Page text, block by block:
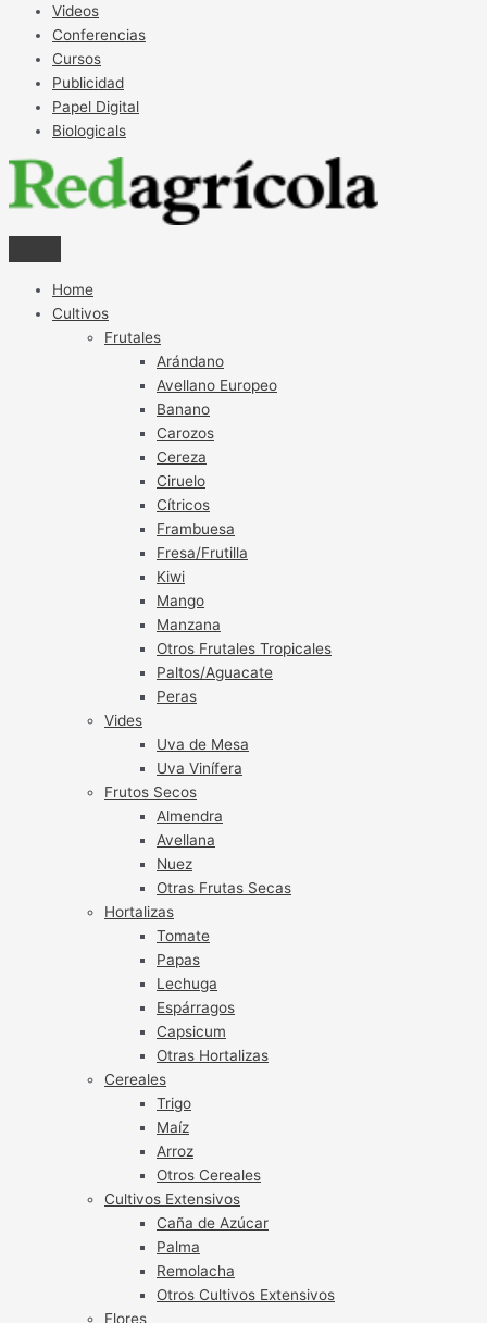
Videos
Conferencias
Cursos
Publicidad
Papel Digital
Biologicals
Home
Cultivos
Frutales
Arándano
Avellano Europeo
Banano
Carozos
Cereza
Ciruelo
Cítricos
Frambuesa
Fresa/Frutilla
Kiwi
Mango
Manzana
Otros Frutales Tropicales
Paltos/Aguacate
Peras
Vides
Uva de Mesa
Uva Vinífera
Frutos Secos
Almendra
Avellana
Nuez
Otras Frutas Secas
Hortalizas
Tomate
Papas
Lechuga
Espárragos
Capsicum
Otras Hortalizas
Cereales
Trigo
Maíz
Arroz
Otros Cereales
Cultivos Extensivos
Caña de Azúcar
Palma
Remolacha
Otros Cultivos Extensivos
Flores